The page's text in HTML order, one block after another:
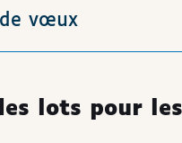
vœux
lots pour les